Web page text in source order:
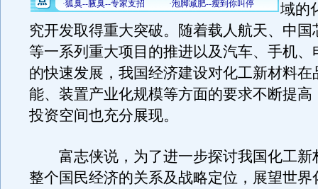
域的
究开发取得重大突破。随着载人航天、中国
等一系列重大项目的推进以及汽车、手机、
的快速发展，我国经济建设对化工新材料在
能、装置产业化规模等方面的要求不断提高
投资空间也充分展现。
富志侠说，为了进一步探讨我国化工新
整个国民经济的关系及战略定位，展望世界